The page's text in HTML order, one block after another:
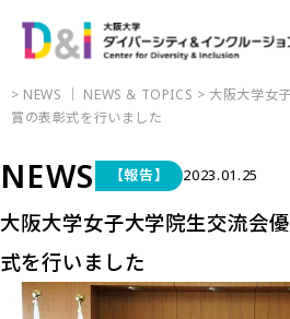
> NEWS NEWS & TOPICS > 大阪大学女
賞の表彰式を行いました
NEWS 【報告】 2023.01.25
大阪大学女子大学院生交流会
式を行いました